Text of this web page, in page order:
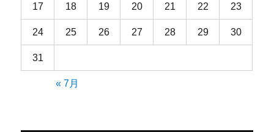
17 18 19 20 21 22 23
24 25 26 27 28 29 30
31
« 7月